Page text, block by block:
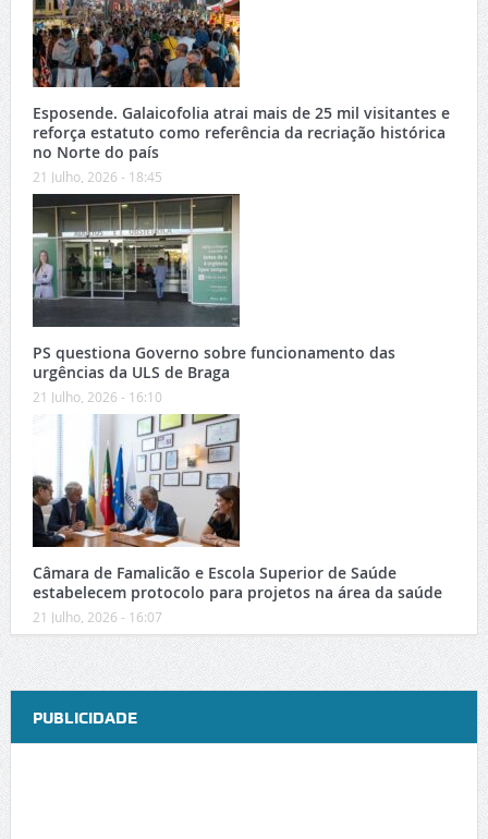
Esposende. Galaicofolia atrai mais de 25 mil visitantes e
reforça estatuto como referência da recriação histórica
no Norte do país
21 Julho, 2026 - 18:45
PS questiona Governo sobre funcionamento das
urgências da ULS de Braga
21 Julho, 2026 - 16:10
Câmara de Famalicão e Escola Superior de Saúde
estabelecem protocolo para projetos na área da saúde
21 Julho, 2026 - 16:07
PUBLICIDADE